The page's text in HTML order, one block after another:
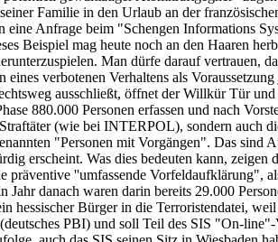
Familie in den Urlaub an der
Anfrage beim "Schengen Informations
Beispiel mag heute noch an den Haaren
Man dürfe darauf vertrauen,
verbotenen Verhaltens als
ausschließt, öffnet der Willkür Tür
880.000 Personen erfassen und nach
(wie bei INTERPOL), sondern auch
"Personen mit Vorgängen". Das sind
erscheint. Was dies bedeuten kann,
''umfassende Vorfeldaufklärung",
danach waren darin bereits 29.000
Bürger in die Terroristendatei,
PBI) und soll Teil des SIS "On-